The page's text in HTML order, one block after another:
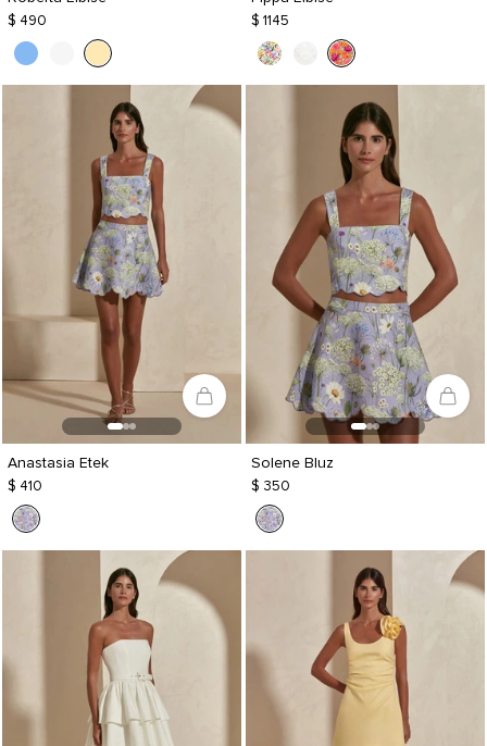
$ 490 $ 1145
Anastasia Etek
$ 410
Solene Bluz
$ 350